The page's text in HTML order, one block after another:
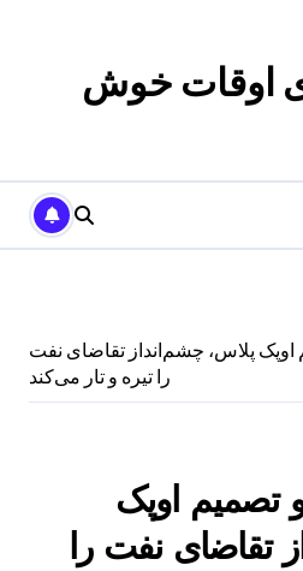
اوقات خوش
اوپک پلاس، چشم‌انداز تقاضای نفت
را تیره و تار می‌کند
تصمیم اوپک
تقاضای نفت را